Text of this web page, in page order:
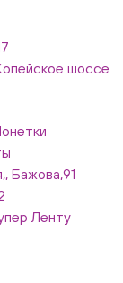
шоссе
Бажова,91
Ленту